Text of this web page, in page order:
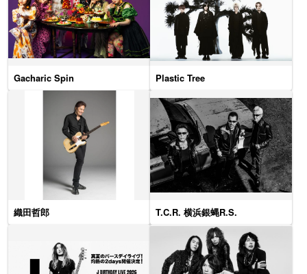
Gacharic Spin Plastic Tree
織田哲郎 T.C.R. 横浜銀蝿R.S.